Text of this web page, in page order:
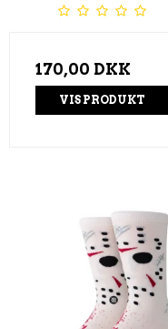
170,00 DKK
VIS PRODUKT